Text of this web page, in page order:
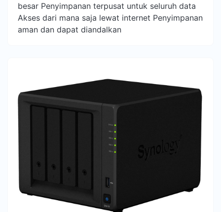
besar Penyimpanan terpusat untuk seluruh data
Akses dari mana saja lewat internet Penyimpanan
aman dan dapat diandalkan